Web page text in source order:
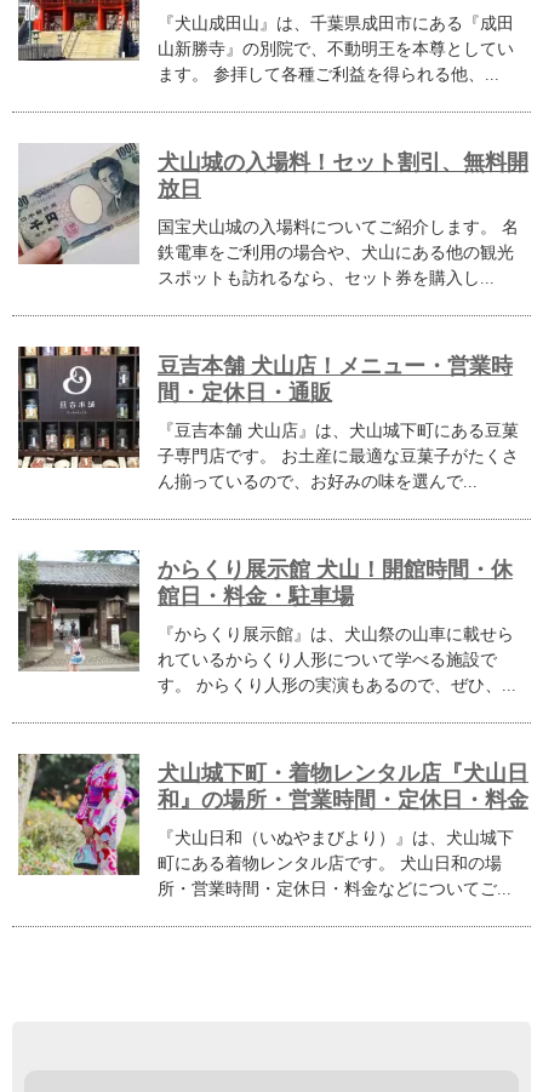
『犬山成田山』は、千葉県成田市にある『成田
山新勝寺』の別院で、不動明王を本尊としてい
ます。 参拝して各種ご利益を得られる他、...
犬山城の入場料！セット割引、無料開
放日
国宝犬山城の入場料についてご紹介します。 名
鉄電車をご利用の場合や、犬山にある他の観光
スポットも訪れるなら、セット券を購入し...
豆吉本舗 犬山店！メニュー・営業時
間・定休日・通販
『豆吉本舗 犬山店』は、犬山城下町にある豆菓
子専門店です。 お土産に最適な豆菓子がたくさ
ん揃っているので、お好みの味を選んで...
からくり展示館 犬山！開館時間・休
館日・料金・駐車場
『からくり展示館』は、犬山祭の山車に載せら
れているからくり人形について学べる施設で
す。 からくり人形の実演もあるので、ぜひ、...
犬山城下町・着物レンタル店『犬山日
和』の場所・営業時間・定休日・料金
『犬山日和（いぬやまびより）』は、犬山城下
町にある着物レンタル店です。 犬山日和の場
所・営業時間・定休日・料金などについてご...